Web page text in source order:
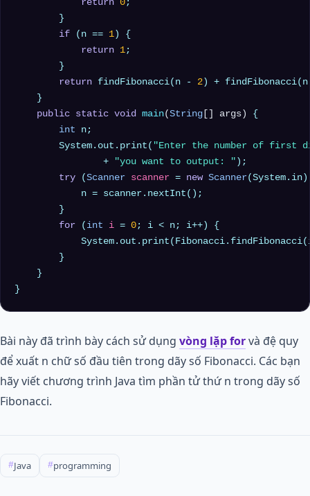
return 0;
        }
if (n == 1 ) {
return 1;
        }
return findFibonacci(n - 2 ) +
    }
public static void main( String [] args)
{
int n;
        System.out.print(
"Enter the number of first
                +
"you want to output: " );
try ( Scanner scanner = new Scanner
            n = scanner.nextInt();
        }
for ( int i = 0; i < n; i++) {
        }
    }
Bài này đã trình bày cách sử dụng vòng lặp forvà đệ quy
để xuất n chữ số đầu tiên trong dãy số Fibonacci. Các bạn
hãy viết chương trình Java tìm phần tử thứ n trong dãy số
Fibonacci.
#Java #programming